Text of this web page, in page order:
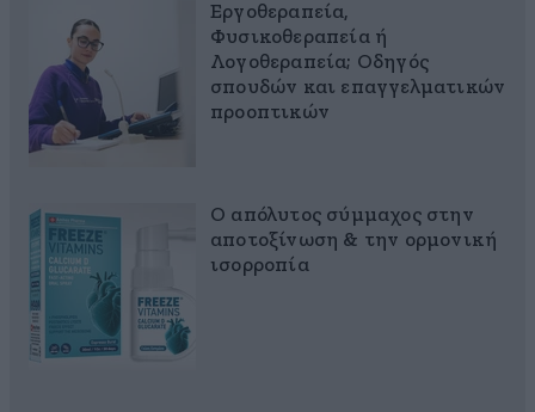
Εργοθεραπεία,
Φυσικοθεραπεία ή
Λογοθεραπεία; Οδηγός
σπουδών και επαγγελματικών
προοπτικών
Ο απόλυτος σύμμαχος στην
αποτοξίνωση & την ορμονική
ισορροπία